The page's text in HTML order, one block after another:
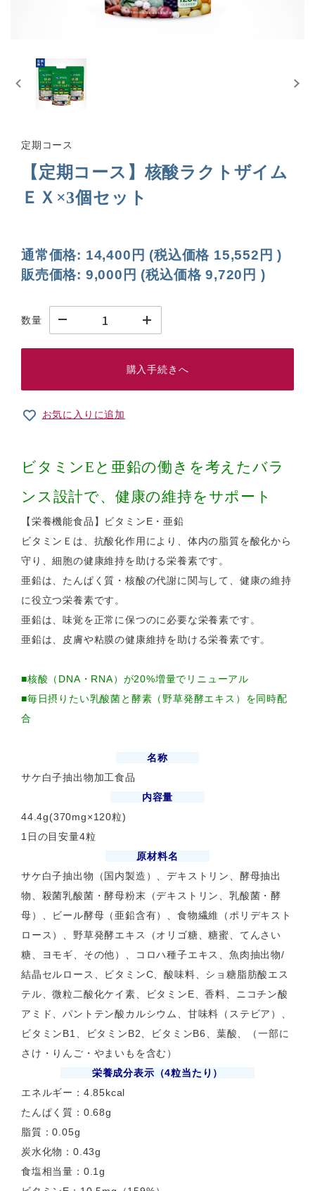
定期コース
【定期コース】核酸ラクトザイム
ＥＸ×3個セット
通常価格: 14,400円 (税込価格 15,552円 )
販売価格: 9,000円 (税込価格9,720円 )
数量
購入手続きへ
お気に入りに追加
ビタミンEと亜鉛の働きを考えたバラ
ンス設計で、健康の維持をサポート
【栄養機能食品】ビタミンE・亜鉛
ビタミンＥは、抗酸化作用により、体内の脂質を酸化から
守り、細胞の健康維持を助ける栄養素です。
亜鉛は、たんぱく質・核酸の代謝に関与して、健康の維持
に役立つ栄養素です。
亜鉛は、味覚を正常に保つのに必要な栄養素です。
亜鉛は、皮膚や粘膜の健康維持を助ける栄養素です。
■核酸（DNA・RNA）が20%増量でリニューアル
■毎日摂りたい乳酸菌と酵素（野草発酵エキス）を同時配
合
名称
サケ白子抽出物加工食品
内容量
44.4g(370mg×120粒)
1日の目安量4粒
原材料名
サケ白子抽出物（国内製造）、デキストリン、酵母抽出
物、殺菌乳酸菌・酵母粉末（デキストリン、乳酸菌・酵
母）、ビール酵母（亜鉛含有）、食物繊維（ポリデキスト
ロース）、野草発酵エキス（オリゴ糖、糖蜜、てんさい
糖、ヨモギ、その他）、コロハ種子エキス、魚肉抽出物/
結晶セルロース、ビタミンC、酸味料、ショ糖脂肪酸エス
テル、微粒二酸化ケイ素、ビタミンE、香料、ニコチン酸
アミド、パントテン酸カルシウム、甘味料（ステビア）、
ビタミンB1、ビタミンB2、ビタミンB6、葉酸、（一部に
さけ・りんご・やまいもを含む）
栄養成分表示（4粒当たり）
エネルギー：4.85kcal
たんぱく質：0.68g
脂質：0.05g
炭水化物：0.43g
食塩相当量：0.1g